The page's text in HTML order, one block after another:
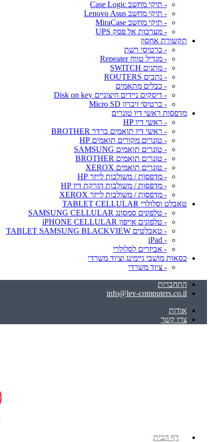
- תיקי מחשב Case Logic
- תיקי מחשב Lenovo Asus
- תיקי מחשב MiraCase
- מערכות אל פסק UPS
תקשורת אחסון
- כרטיסי רשת
- מגדיל טווח Repeater
- מתגים SWITCH
- נתבים ROUTERS
- כבלים מתאמים
- דיסקים ניידים חיצוניים Disk on key
- כרטיסי זיכרון Micro SD
מדפסות ראשי דיו טונרים
- ראשי דיו HP
- ראשי דיו תואמים ברדר BROTHER
- טונרים מקורים תואמים HP
- טונרים תואמים SAMSUNG
- טונרים תואמים BROTHER
- טונרים תואמים XEROX
- מדפסות / משולבות לייזר HP
- מדפסות / משולבות הזרקת דיו HP
- מדפסות / משולבות לייזר XEROX
טאבלט וסלולרי TABLET CELLULAR
- טלפונים סמסונג SAMSUNG CELLULAR
- טלפונים אייפון iPHONE CELLULAR
- טאבלטים TABLET SAMSUNG BLACKVIEW
- iPad
- אביזרים לסלולרי
כסאות מושבי גיימינג וציוד משרדי
- ציוד משרדי
התחברות
info@lev-computers.co.il
אודות
צרו קשר
דף הבית